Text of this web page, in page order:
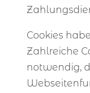
Cookies
Zahlreiche
notwendig,